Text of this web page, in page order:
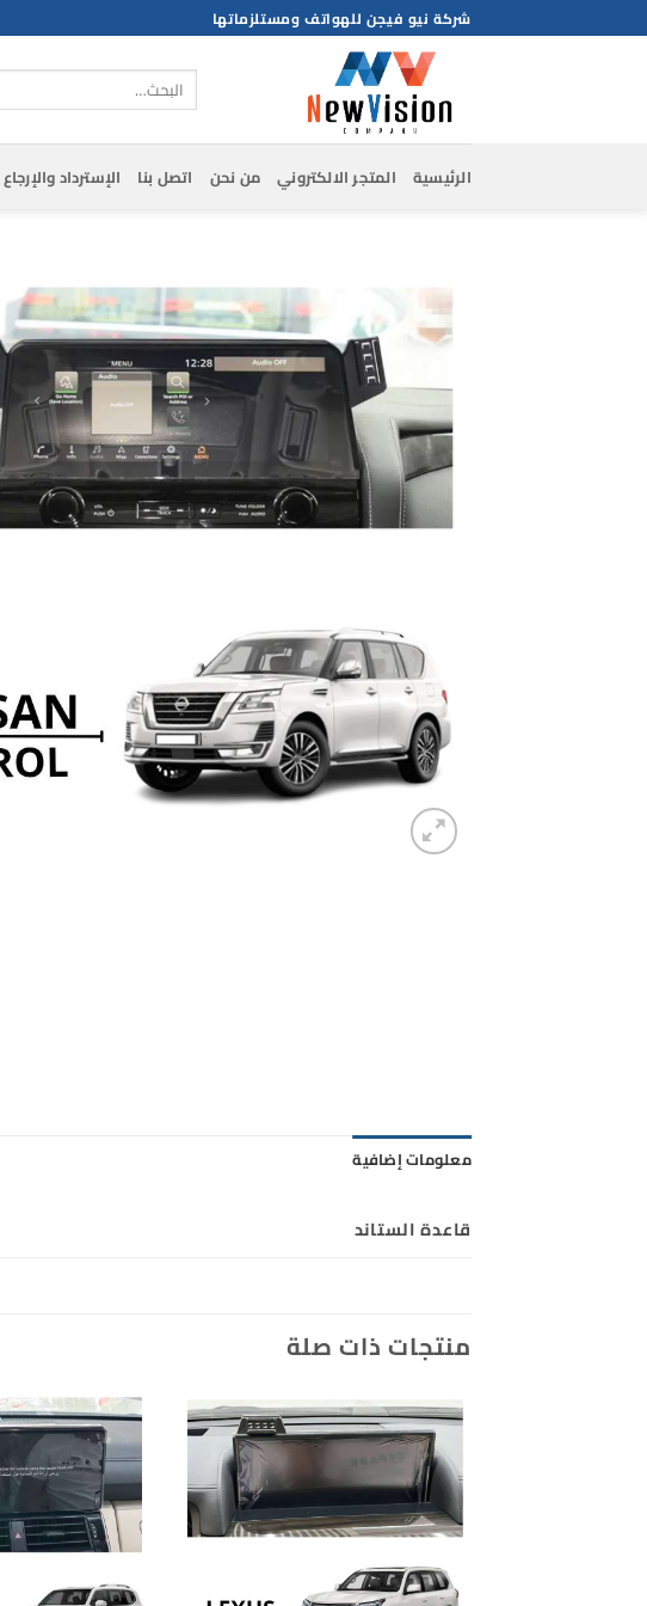
للمحتوى
شركة نيو فيجن للهواتف ومستلزماتها
البحث
عن:
الرئيسية المتجر الالكتروني من نحن اتصل بنا الإسترداد والإرجاع
معلومات إضافية
قاعدة الستاند
منتجات ذات صلة